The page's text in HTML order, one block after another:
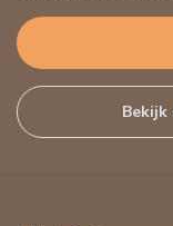
Bekijk